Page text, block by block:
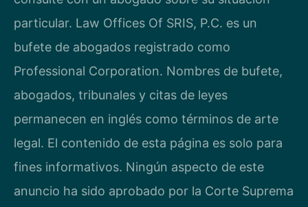
particular. Law Offices Of SRIS, P.C. es un
bufete de abogados registrado como
Professional Corporation. Nombres de bufete,
abogados, tribunales y citas de leyes
permanecen en inglés como términos de arte
legal. El contenido de esta página es solo para
fines informativos. Ningún aspecto de este
anuncio ha sido aprobado por la Corte Suprema